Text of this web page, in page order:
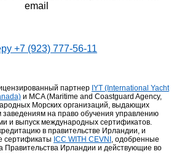
email
+7 (923) 777-56-11
партнер IYT (International Yacht
и MCA (Maritime and Coastguard Agency,
Морских организаций, выдающих
на право обучения управлению
и выпуск международных сертификатов.
в правительстве Ирландии, и
сертификаты ICC WITH CEVNI, одобренные
Правительства Ирландии и действующие во